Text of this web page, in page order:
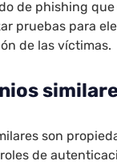
de phishing
pruebas para
de las víctimas.
son
de